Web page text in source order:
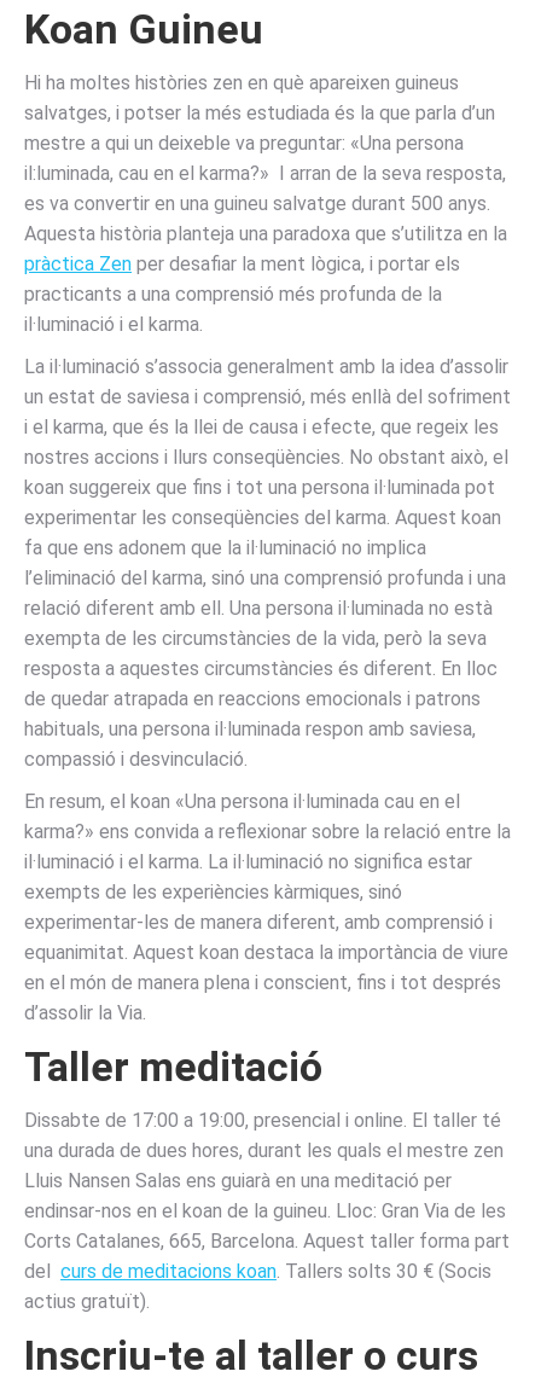
Koan Guineu
Hi ha moltes històries zen en què apareixen guineus
salvatges, i potser la més estudiada és la que parla d’un
mestre a qui un deixeble va preguntar: «Una persona
il:luminada, cau en el karma?» I arran de la seva resposta,
es va convertir en una guineu salvatge durant 500 anys.
Aquesta història planteja una paradoxa que s’utilitza en la
pràctica Zen per desafiar la ment lògica, i portar els
practicants a una comprensió més profunda de la
il·luminació i el karma.
La il·luminació s’associa generalment amb la idea d’assolir
un estat de saviesa i comprensió, més enllà del sofriment
i el karma, que és la llei de causa i efecte, que regeix les
nostres accions i llurs conseqüències. No obstant això, el
koan suggereix que fins i tot una persona il·luminada pot
experimentar les conseqüències del karma. Aquest koan
fa que ens adonem que la il·luminació no implica
l’eliminació del karma, sinó una comprensió profunda i una
relació diferent amb ell. Una persona il·luminada no està
exempta de les circumstàncies de la vida, però la seva
resposta a aquestes circumstàncies és diferent. En lloc
de quedar atrapada en reaccions emocionals i patrons
habituals, una persona il·luminada respon amb saviesa,
compassió i desvinculació.
En resum, el koan «Una persona il·luminada cau en el
karma?» ens convida a reflexionar sobre la relació entre la
il·luminació i el karma. La il·luminació no significa estar
exempts de les experiències kàrmiques, sinó
experimentar-les de manera diferent, amb comprensió i
equanimitat. Aquest koan destaca la importància de viure
en el món de manera plena i conscient, fins i tot després
d’assolir la Via.
Taller meditació
Dissabte de 17:00 a 19:00, presencial i online. El taller té
una durada de dues hores, durant les quals el mestre zen
Lluis Nansen Salas ens guiarà en una meditació per
endinsar-nos en el koan de la guineu. Lloc: Gran Via de les
Corts Catalanes, 665, Barcelona. Aquest taller forma part
del curs de meditacions koan. Tallers solts 30 € (Socis
actius gratuït).
Inscriu-te al taller o curs